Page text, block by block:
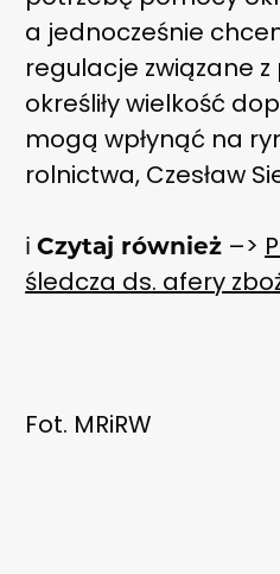
a jednocześnie
regulacje związane
określiły wielkość
mogą wpłynąć na
rolnictwa, Czesław
ℹ️Czytaj również –>
śledcza ds. afery
Fot. MRiRW